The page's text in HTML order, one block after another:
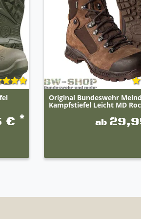
€ *
Original Bundeswehr
Kampfstiefel Leicht MD
ab